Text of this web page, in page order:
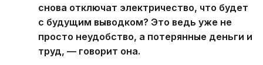
снова отключат электричество, что будет
с будущим выводком? Это ведь уже не
просто неудобство, а потерянные деньги и
труд, — говорит она.